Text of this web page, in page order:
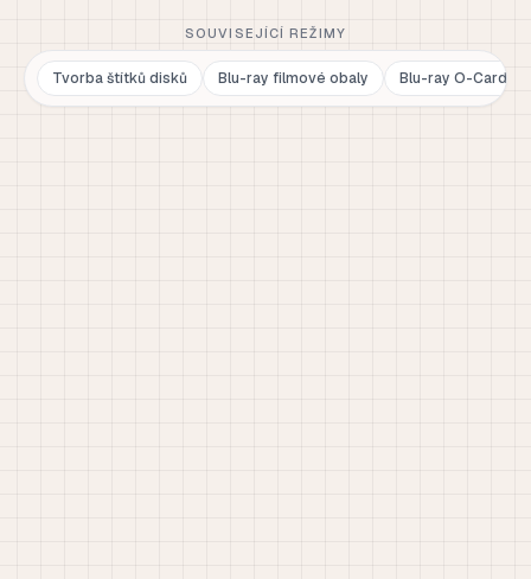
SOUVISEJÍCÍ REŽIMY
Tvorba štítků disků Blu-ray filmové obaly Blu-ray O-Card